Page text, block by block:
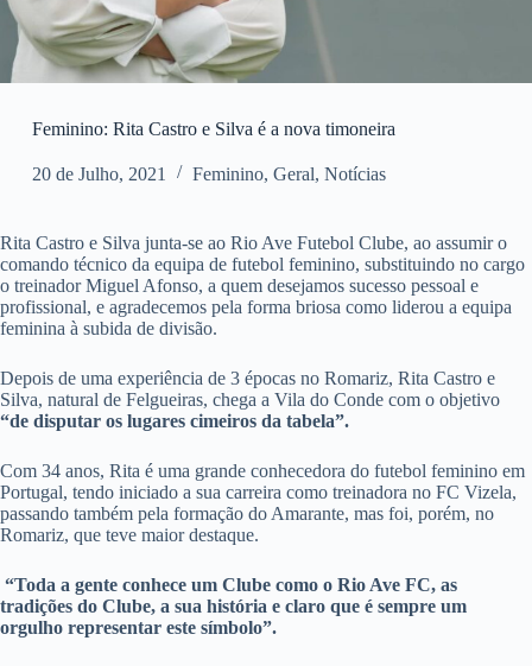
Feminino: Rita Castro e Silva é a nova timoneira
20 de Julho, 2021 Feminino, Geral, Notícias
Rita Castro e Silva junta-se ao Rio Ave Futebol Clube, ao assumir o
comando técnico da equipa de futebol feminino, substituindo no cargo
o treinador Miguel Afonso, a quem desejamos sucesso pessoal e
profissional, e agradecemos pela forma briosa como liderou a equipa
feminina à subida de divisão.
Depois de uma experiência de 3 épocas no Romariz, Rita Castro e
Silva, natural de Felgueiras, chega a Vila do Conde com o objetivo
“de disputar os lugares cimeiros da tabela”.
Com 34 anos, Rita é uma grande conhecedora do futebol feminino em
Portugal, tendo iniciado a sua carreira como treinadora no FC Vizela,
passando também pela formação do Amarante, mas foi, porém, no
Romariz, que teve maior destaque.
“Toda a gente conhece um Clube como o Rio Ave FC, as
tradições do Clube, a sua história e claro que é sempre um
orgulho representar este símbolo”.